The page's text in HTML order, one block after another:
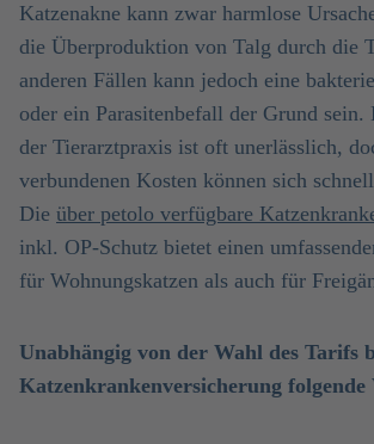
Katzenakne kann zwar harmlose
die Überproduktion von Talg durch die
anderen Fällen kann jedoch eine
oder ein Parasitenbefall der Grund sein.
der Tierarztpraxis ist oft unerlässlich,
verbundenen Kosten können sich
Die über petolo verfügbare
inkl. OP-Schutz bietet einen
für Wohnungskatzen als auch für
Unabhängig von der Wahl des Tarifs
Katzenkrankenversicherung folgende